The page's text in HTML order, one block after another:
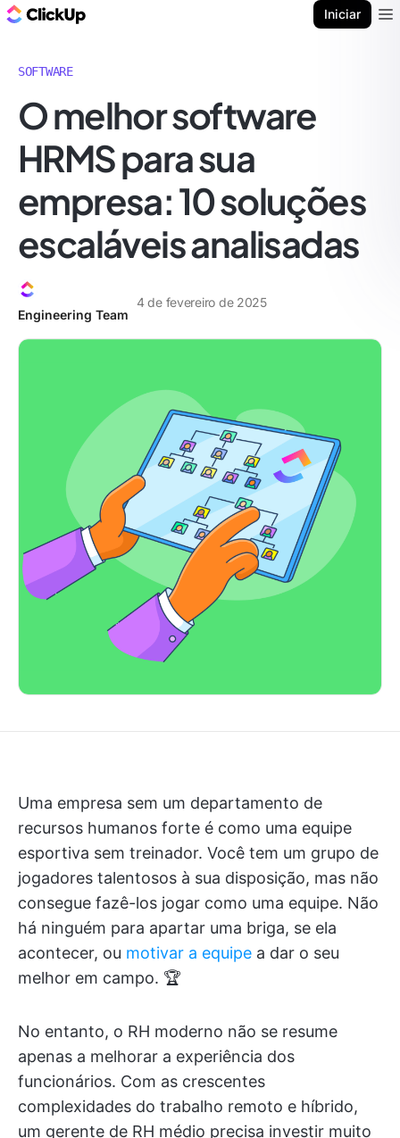
Iniciar
SOFTWARE
O melhor software
HRMS para sua
empresa: 10 soluções
escaláveis analisadas
Engineering Team
4 de fevereiro de 2025
Uma empresa sem um departamento de
recursos humanos forte é como uma equipe
esportiva sem treinador. Você tem um grupo de
jogadores talentosos à sua disposição, mas não
consegue fazê-los jogar como uma equipe. Não
há ninguém para apartar uma briga, se ela
acontecer, ou motivar a equipe a dar o seu
melhor em campo. 🏆
No entanto, o RH moderno não se resume
apenas a melhorar a experiência dos
funcionários. Com as crescentes
complexidades do trabalho remoto e híbrido,
um gerente de RH médio precisa investir muito